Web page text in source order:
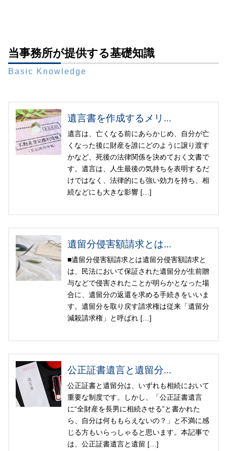
当事務所が提供する基礎知識
Basic Knowledge
遺言書を作成するメリ...
遺言は、亡くなる前にあらかじめ、自分が亡
くなった後に財産を誰にどのように譲り渡す
かなど、死後の法律関係を決めておく文書で
す。遺言は、人生最後の気持ちを表明するだ
けではなく、法律的にも強い効力を持ち、相
続などにも大きな影響 […]
遺留分侵害額請求とは...
■遺留分侵害額請求とは遺留分侵害額請求と
は、民法において保証された遺留分が生前贈
与などで侵害されたことが明らかとなった場
合に、遺留分の返還を求める手続きをいいま
す。遺留分を取り戻す請求権は従来「遺留分
減殺請求権」と呼ばれ […]
公正証書遺言と遺留分...
公正証書と遺留分は、いずれも相続において
重要な制度です。しかし、「公正証書遺言
に“全財産を長男に相続させる”と書かれた
ら、自分は何ももらえないの？」と不満に感
じる方もいらっしゃると思います。本記事で
は、公正証書遺言と遺留 […]